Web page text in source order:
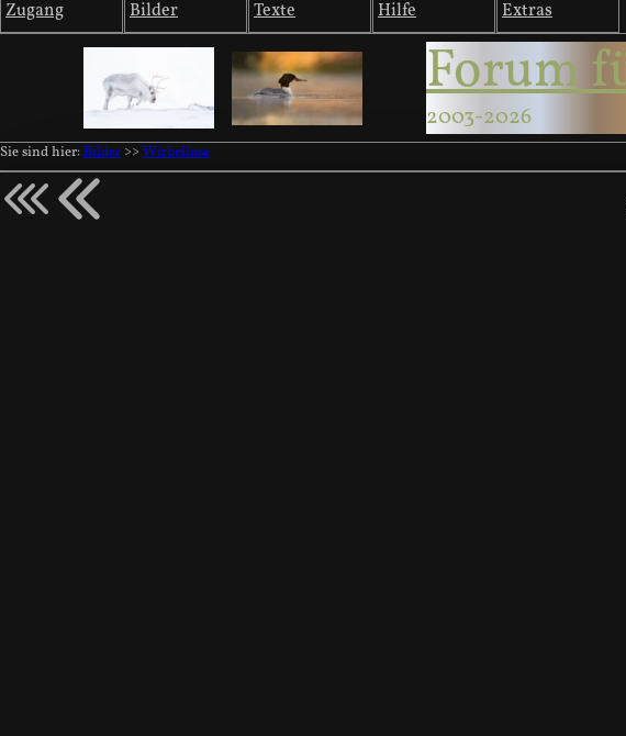
Zugang Bilder Texte Hilfe Extras
Forum
2003-2026
Sie sind hier: Bilder >> Wirbellose